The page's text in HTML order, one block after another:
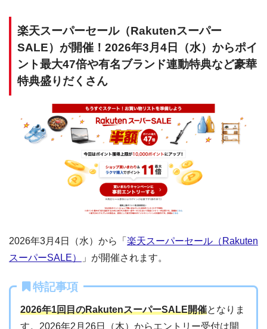
楽天スーパーセール（Rakutenスーパー
SALE）が開催！2026年3月4日（水）からポイ
ント最大47倍や有名ブランド連動特典など豪華
特典盛りだくさん
2026年3月4日（水）から「 楽天スーパーセール（Rakuten
スーパーSALE）
」が開催されます。
特記事項
2026年1回目のRakutenスーパーSALE開催となりま
す。2026年2月26日（木）からエントリー受付は開